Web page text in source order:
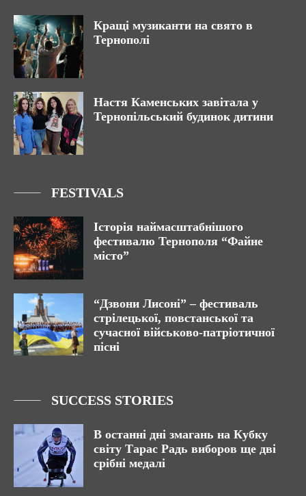
Кращі музиканти на свято в
Тернополі
Настя Каменських завітала у
Тернопільський будинок дитини
FESTIVALS
Історія наймасштабнішого
фестивалю Тернополя “Файне
місто”
“Дзвони Лисоні” – фестиваль
стрілецької, повстанської та
сучасної військово-патріотичної
пісні
SUCCESS STORIES
В останні дні змагань на Кубку
світу Тарас Радь виборов ще дві
срібні медалі